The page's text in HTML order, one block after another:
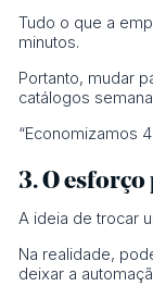
Tudo o que a
minutos.
Portanto, mudar
catálogos
“Economizamos
3. O
A ideia de trocar
Na realidade,
deixar a